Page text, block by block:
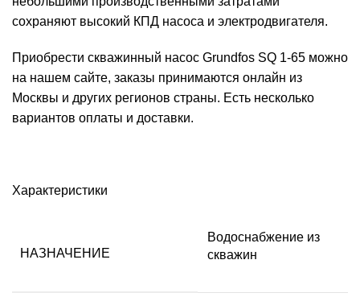
сохраняют высокий КПД насоса и электродвигателя.
Приобрести скважинный насос Grundfos SQ 1-65 можно
на нашем сайте, заказы принимаются онлайн из
Москвы и других регионов страны. Есть несколько
вариантов оплаты и доставки.
Характеристики
НАЗНАЧЕНИЕ
Водоснабжение из
скважин